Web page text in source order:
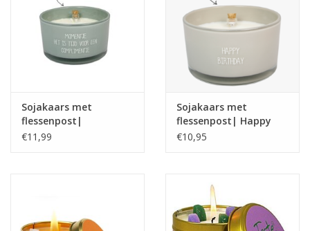
Sojakaars met
flessenpost|
Complimentje| Minty
€11,99
Sojakaars met
flessenpost| Happy
Birtday | Fig's Delight
€10,95